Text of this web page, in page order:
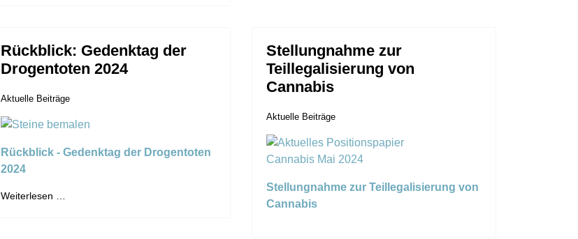
Rückblick: Gedenktag der
Drogentoten 2024
Aktuelle Beiträge
Rückblick - Gedenktag der Drogentoten
2024
Weiterlesen …
Stellungnahme zur
Teillegalisierung von
Cannabis
Aktuelle Beiträge
Stellungnahme zur Teillegalisierung von
Cannabis